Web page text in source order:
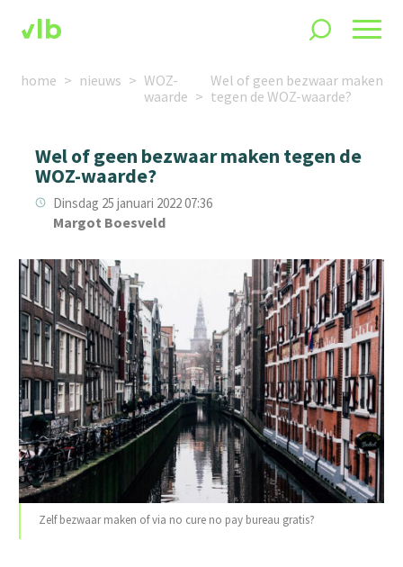
home nieuws
WOZ-
waarde
Wel of geen bezwaar maken
tegen de WOZ-waarde?
Wel of geen bezwaar maken tegen de
WOZ-waarde?
Dinsdag 25 januari 2022 07:36
Margot Boesveld
Zelf bezwaar maken of via no cure no pay bureau gratis?